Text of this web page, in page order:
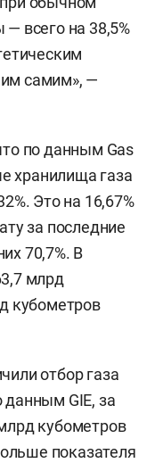
всего на 38,5%
самим», —
по данным Gas
хранилища газа
Это на 16,67%
за последние
70,7%. В
млрд
кубометров
отбор газа
GIE, за
кубометров
показателя